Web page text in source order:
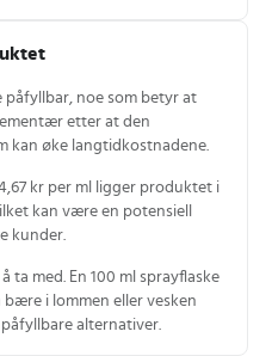
påfyllbar, noe som betyr at
etter at den
kan øke langtidkostnadene.
kr per ml ligger produktet i
kan være en potensiell
kunder.
ta med. En 100 ml sprayflaske
i lommen eller vesken
alternativer.